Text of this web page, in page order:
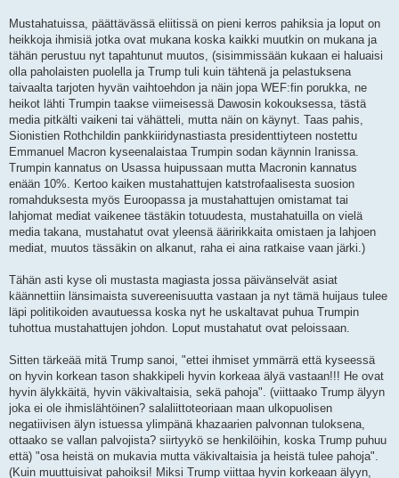
Mustahatuissa, päättävässä eliitissä on pieni kerros pahiksia ja loput on
heikkoja ihmisiä jotka ovat mukana koska kaikki muutkin on mukana ja
tähän perustuu nyt tapahtunut muutos, (sisimmissään kukaan ei haluaisi
olla paholaisten puolella ja Trump tuli kuin tähtenä ja pelastuksena
taivaalta tarjoten hyvän vaihtoehdon ja näin jopa WEF:fin porukka, ne
heikot lähti Trumpin taakse viimeisessä Dawosin kokouksessa, tästä
media pitkälti vaikeni tai vähätteli, mutta näin on käynyt. Taas pahis,
Sionistien Rothchildin pankkiiridynastiasta presidenttiyteen nostettu
Emmanuel Macron kyseenalaistaa Trumpin sodan käynnin Iranissa.
Trumpin kannatus on Usassa huipussaan mutta Macronin kannatus
enään 10%. Kertoo kaiken mustahattujen katstrofaalisesta suosion
romahduksesta myös Euroopassa ja mustahattujen omistamat tai
lahjomat mediat vaikenee tästäkin totuudesta, mustahatuilla on vielä
media takana, mustahatut ovat yleensä ääririkkaita omistaen ja lahjoen
mediat, muutos tässäkin on alkanut, raha ei aina ratkaise vaan järki.)
Tähän asti kyse oli mustasta magiasta jossa päivänselvät asiat
käännettiin länsimaista suvereenisuutta vastaan ja nyt tämä huijaus tulee
läpi politikoiden avautuessa koska nyt he uskaltavat puhua Trumpin
tuhottua mustahattujen johdon. Loput mustahatut ovat peloissaan.
Sitten tärkeää mitä Trump sanoi, "ettei ihmiset ymmärrä että kyseessä
on hyvin korkean tason shakkipeli hyvin korkeaa älyä vastaan!!! He ovat
hyvin älykkäitä, hyvin väkivaltaisia, sekä pahoja". (viittaako Trump älyyn
joka ei ole ihmislähtöinen? salaliittoteoriaan maan ulkopuolisen
negatiivisen älyn istuessa ylimpänä khazaarien palvonnan tuloksena,
ottaako se vallan palvojista? siirtyykö se henkilöihin, koska Trump puhuu
että) "osa heistä on mukavia mutta väkivaltaisia ja heistä tulee pahoja".
(Kuin muuttuisivat pahoiksi! Miksi Trump viittaa hyvin korkeaan älyyn,